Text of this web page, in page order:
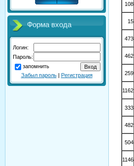
Форма входа
Логин:
Пароль:
запомнить
Забыл пароль| Регистрация
108
15
473
462
259
1162
333
482
504
1146